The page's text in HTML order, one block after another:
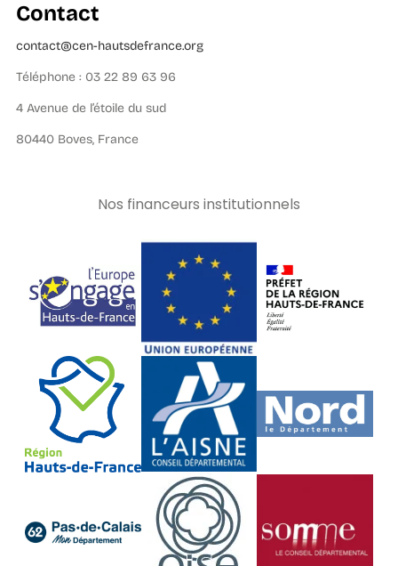
Contact
contact@cen-hautsdefrance.org
Téléphone : 03 22 89 63 96
4 Avenue de l’étoile du sud
80440 Boves, France
Nos financeurs institutionnels